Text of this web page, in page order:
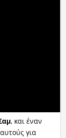
, και έναν
για